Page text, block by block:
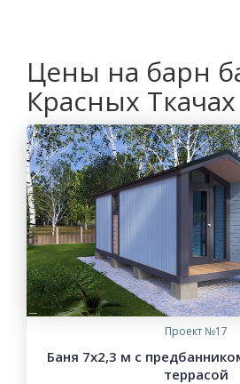
Цены на барн
Красных Ткачах
Проект №17
Баня 7х2,3 м с
террасой